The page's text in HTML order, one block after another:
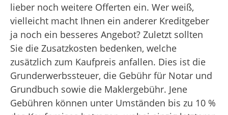
lieber noch weitere Offerten ein. Wer weiß,
vielleicht macht Ihnen ein anderer Kreditgeber
ja noch ein besseres Angebot? Zuletzt sollten
Sie die Zusatzkosten bedenken, welche
zusätzlich zum Kaufpreis anfallen. Dies ist die
Grunderwerbssteuer, die Gebühr für Notar und
Grundbuch sowie die Maklergebühr. Jene
Gebühren können unter Umständen bis zu 10 %